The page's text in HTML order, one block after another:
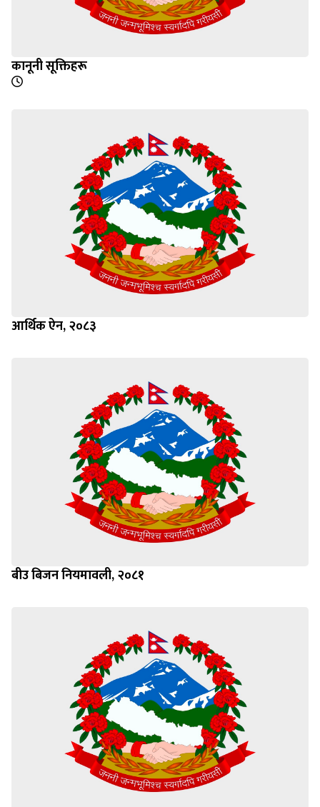
कानूनी सूक्तिहरू
आर्थिक ऐन, २०८३
बीउ बिजन नियमावली, २०८१